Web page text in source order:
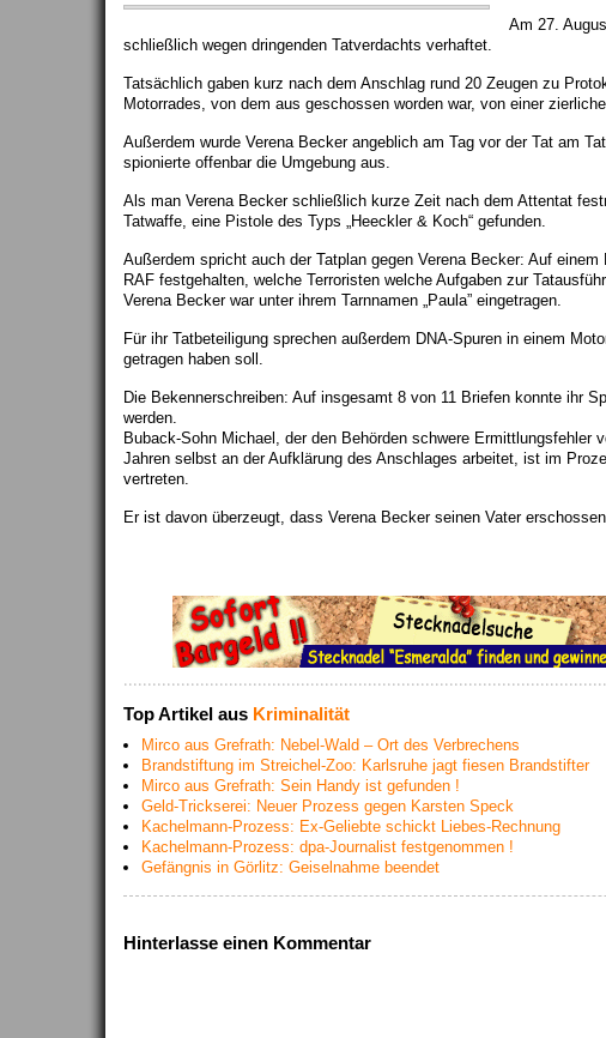
Am 27.
schließlich wegen dringenden Tatverdachts verhaftet.
Tatsächlich gaben kurz nach dem Anschlag rund 20 Zeugen zu
Motorrades, von dem aus geschossen worden war, von einer
Außerdem wurde Verena Becker angeblich am Tag vor der Tat am
spionierte offenbar die Umgebung aus.
Als man Verena Becker schließlich kurze Zeit nach dem Attentat
Tatwaffe, eine Pistole des Typs „Heeckler & Koch“ gefunden.
Außerdem spricht auch der Tatplan gegen Verena Becker: Auf einem
RAF festgehalten, welche Terroristen welche Aufgaben zur
Verena Becker war unter ihrem Tarnnamen „Paula” eingetragen.
Für ihr Tatbeteiligung sprechen außerdem DNA-Spuren in einem
getragen haben soll.
Die Bekennerschreiben: Auf insgesamt 8 von 11 Briefen konnte ihr
werden.
Buback-Sohn Michael, der den Behörden schwere Ermittlungsfehler
Jahren selbst an der Aufklärung des Anschlages arbeitet, ist im
vertreten.
Er ist davon überzeugt, dass Verena Becker seinen Vater
Top Artikel aus Kriminalität
Mirco aus Grefrath: Nebel-Wald – Ort des Verbrechens
Brandstiftung im Streichel-Zoo: Karlsruhe jagt fiesen Brandstifter
Mirco aus Grefrath: Sein Handy ist gefunden !
Geld-Trickserei: Neuer Prozess gegen Karsten Speck
Kachelmann-Prozess: Ex-Geliebte schickt Liebes-Rechnung
Kachelmann-Prozess: dpa-Journalist festgenommen !
Gefängnis in Görlitz: Geiselnahme beendet
Hinterlasse einen Kommentar